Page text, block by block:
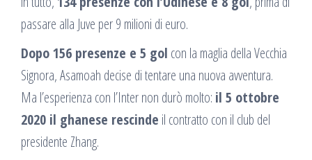
passare alla Juve per 9 milioni di euro.
Dopo 156 presenze e 5 gol con la maglia della Vecchia
Signora, Asamoah decise di tentare una nuova avventura.
Ma l’esperienza con l’Inter non durò molto: il 5 ottobre
2020 il ghanese rescinde il contratto con il club del
presidente Zhang.